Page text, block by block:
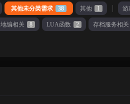
其他未分类需求 38 其他 1 游
地编相关 8 LUA函数 2 存档服务相关